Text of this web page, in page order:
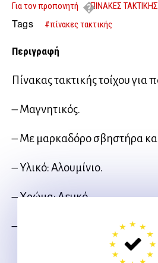
Για τον προπονητή ΠΙΝΑΚΕΣ ΤΑΚΤΙΚΗΣ
Πίνακας τακτικής ποδοσφαίρου τοίχου
Tags #πίνακες τακτικής
Περιγραφή
Πίνακας τακτικής τοίχου για
– Μαγνητικός.
– Με μαρκαδόρο σβηστήρα
– Υλικό: Αλουμίνιο.
– Χρώµα: Λευκό.
– Διαστάσεις: 60x90cm.